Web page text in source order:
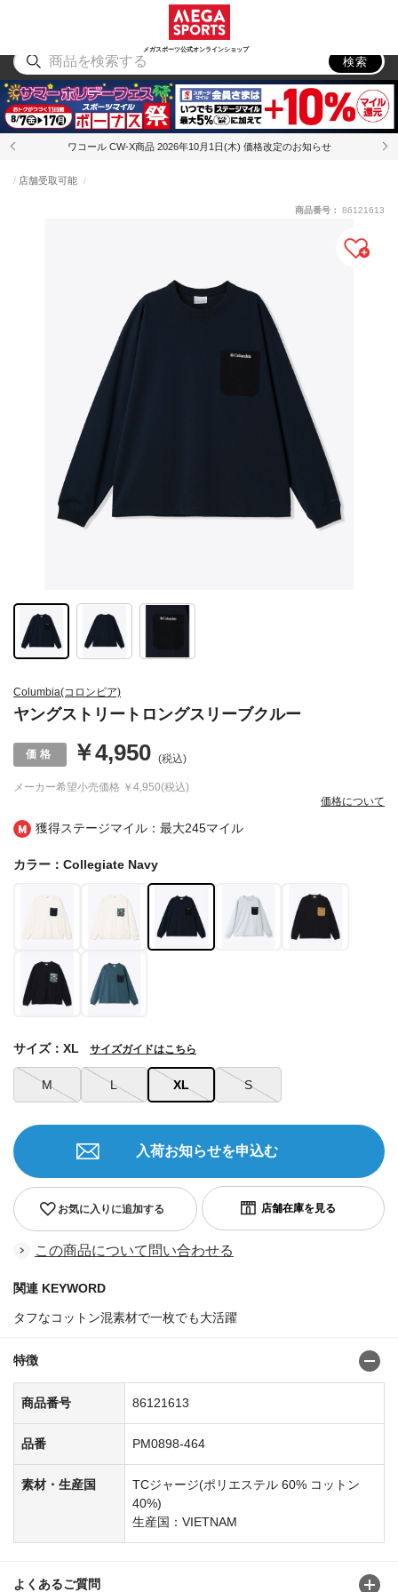
メガスポーツ公式オンラインショップ
アウトドア
検索
ワコール CW-X商品 2026年10月1日(木) 価格改定のお知らせ
獲得ステージマイル：最大245マイル
Columbia(コロンビア)
ヤングストリートロングスリーブクルー
店舗受取可能
メーカー希望小売価格 ￥4,950(税込)
￥4,950 (税込)
価格について
商品番号： 86121613
カラー：Collegiate Navy
M L XL S
サイズ：XL サイズガイドはこちら
お気に入りに追加する
入荷お知らせを申込む
この商品について問い合わせる
関連 KEYWORD
タフなコットン混素材で一枚でも大活躍
特徴
商品番号 86121613
品番 PM0898-464
素材・生産国
TCジャージ(ポリエステル 60% コットン
40%)
生産国：VIETNAM
よくあるご質問